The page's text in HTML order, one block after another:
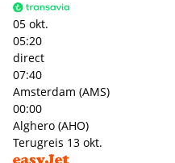
05 okt.
05:20
direct
07:40
Amsterdam (AMS)
00:00
Alghero (AHO)
Terugreis 13 okt.